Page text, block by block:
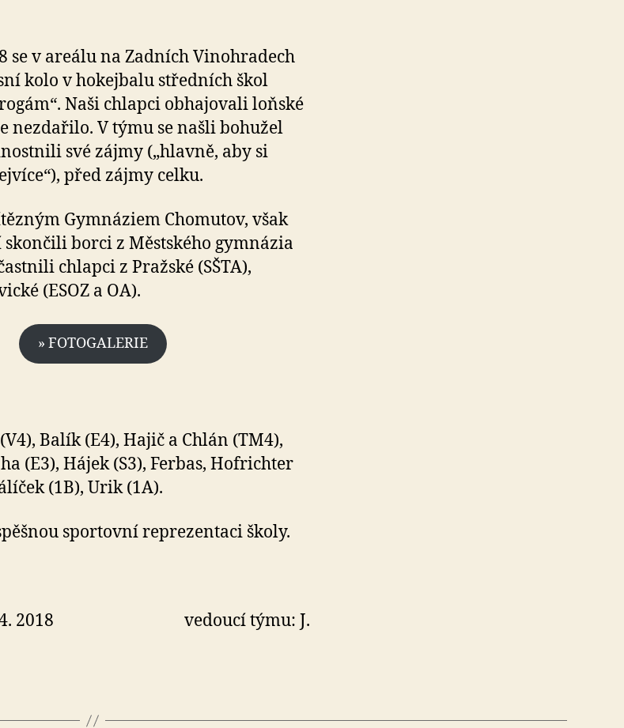
se v areálu na Zadních Vinohradech
kolo v hokejbalu středních škol
Naši chlapci obhajovali loňské
nezdařilo. V týmu se našli bohužel
své zájmy („hlavně, aby si
před zájmy celku.
Gymnáziem Chomutov, však
borci z Městského gymnázia
chlapci z Pražské (SŠTA),
(ESOZ a OA).
» FOTOGALERIE
Balík (E4), Hajič a Chlán (TM4),
(E3), Hájek (S3), Ferbas, Hofrichter
(1B), Urik (1A).
sportovní reprezentaci školy.
23. 4. 2018 vedoucí týmu: J.